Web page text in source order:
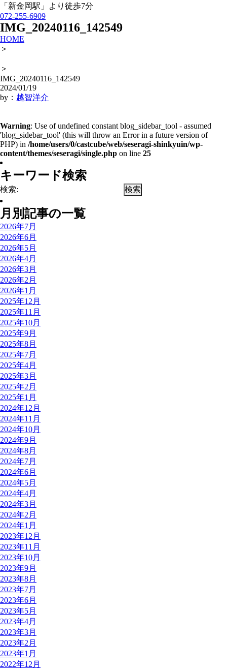
「新金岡駅」より徒歩7分
072-255-6909
IMG_20240116_142549
HOME
＞
＞
IMG_20240116_142549
2024/01/19
by： 越智洋介
Warning: Use of undefined constant blog_sidebar_tool - assumed
'blog_sidebar_tool' (this will throw an Error in a future version of
PHP) in /home/users/0/castcube/web/seseragi-shinkyuin/wp-
content/themes/seseragi/single.php on line 25
キーワード検索
検索:
月別記事の一覧
2026年7月
2026年6月
2026年5月
2026年4月
2026年3月
2026年2月
2026年1月
2025年12月
2025年11月
2025年10月
2025年9月
2025年8月
2025年7月
2025年4月
2025年3月
2025年2月
2025年1月
2024年12月
2024年11月
2024年10月
2024年9月
2024年8月
2024年7月
2024年6月
2024年5月
2024年4月
2024年3月
2024年2月
2024年1月
2023年12月
2023年11月
2023年10月
2023年9月
2023年8月
2023年7月
2023年6月
2023年5月
2023年4月
2023年3月
2023年2月
2023年1月
2022年12月